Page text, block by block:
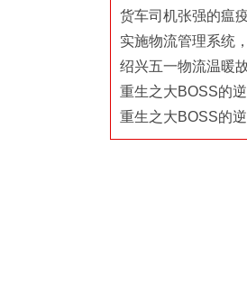
货车司机张强的瘟疫
实施物流管理系统，
绍兴五一物流温暖故
重生之大BOSS的逆
重生之大BOSS的逆